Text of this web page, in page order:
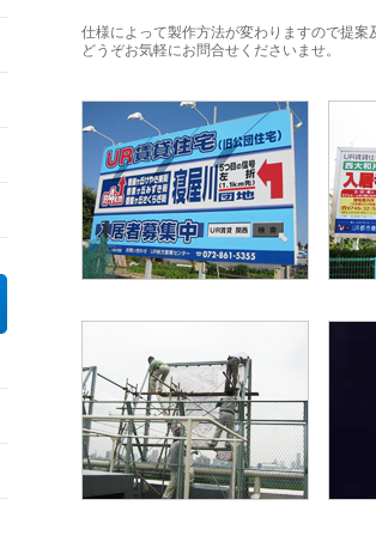
仕様によって製作方法が変わりますので提案
どうぞお気軽にお問合せくださいませ。